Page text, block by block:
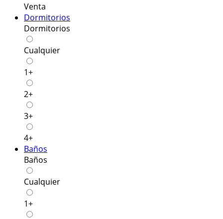
Venta
Dormitorios
Dormitorios
Cualquier
1+
2+
3+
4+
Baños
Baños
Cualquier
1+